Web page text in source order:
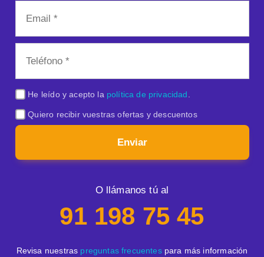
He leído y acepto la política de privacidad.
Quiero recibir vuestras ofertas y descuentos
Enviar
O llámanos tú al
91 198 75 45
Revisa nuestras preguntas frecuentespara más información